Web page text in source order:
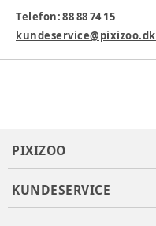
Brande, Denmark
Produktionsland:CN
Telefon: 88 88 74 15
kundeservice@pixizoo.dk
PIXIZOO
KUNDESERVICE